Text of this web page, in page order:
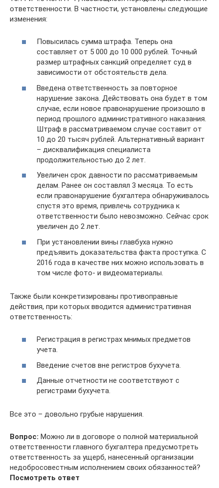
ответственности. В частности, установлены следующие
изменения:
Повысилась сумма штрафа. Теперь она
составляет от 5 000 до 10 000 рублей. Точный
размер штрафных санкций определяет суд в
зависимости от обстоятельств дела.
Введена ответственность за повторное
нарушение закона. Действовать она будет в том
случае, если новое правонарушение произошло в
период прошлого административного наказания.
Штраф в рассматриваемом случае составит от
10 до 20 тысяч рублей. Альтернативный вариант
– дисквалификация специалиста
продолжительностью до 2 лет.
Увеличен срок давности по рассматриваемым
делам. Ранее он составлял 3 месяца. То есть
если правонарушение бухгалтера обнаруживалось
спустя это время, привлечь сотрудника к
ответственности было невозможно. Сейчас срок
увеличен до 2 лет.
При установлении вины главбуха нужно
предъявить доказательства факта проступка. С
2016 года в качестве них можно использовать в
том числе фото- и видеоматериалы.
Также были конкретизированы противоправные
действия, при которых вводится административная
ответственность:
Регистрация в регистрах мнимых предметов
учета.
Введение счетов вне регистров бухучета.
Данные отчетности не соответствуют с
регистрами бухучета.
Все это – довольно грубые нарушения.
Вопрос: Можно ли в договоре о полной материальной
ответственности главного бухгалтера предусмотреть
ответственность за ущерб, нанесенный организации
недобросовестным исполнением своих обязанностей?
Посмотреть ответ